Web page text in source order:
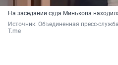
На заседании суда Минькова
Источник: Объединенная пресс-
T.me